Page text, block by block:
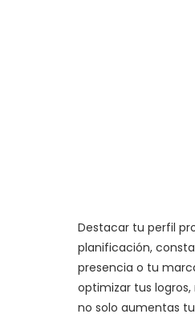
Destacar tu perfil
planificación,
presencia o tu
optimizar tus
no solo aumentas